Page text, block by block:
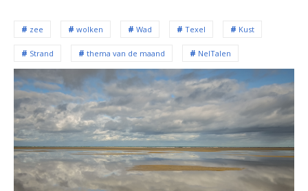
zee wolken Wad Texel Kust
Strand thema van de maand NelTalen